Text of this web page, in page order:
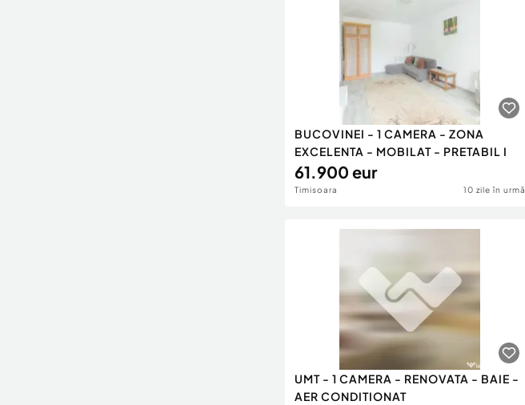
BUCOVINEI - 1 CAMERA - ZONA
EXCELENTA - MOBILAT - PRETABIL I
61.900 eur
Timisoara 10 zile în urmă
UMT - 1 CAMERA - RENOVATA - BAIE -
AER CONDITIONAT